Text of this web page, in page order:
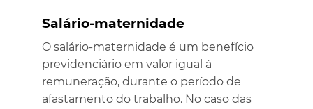
Salário-maternidade
O salário-maternidade é um benefício
previdenciário em valor igual à
remuneração, durante o período de
afastamento do trabalho. No caso das